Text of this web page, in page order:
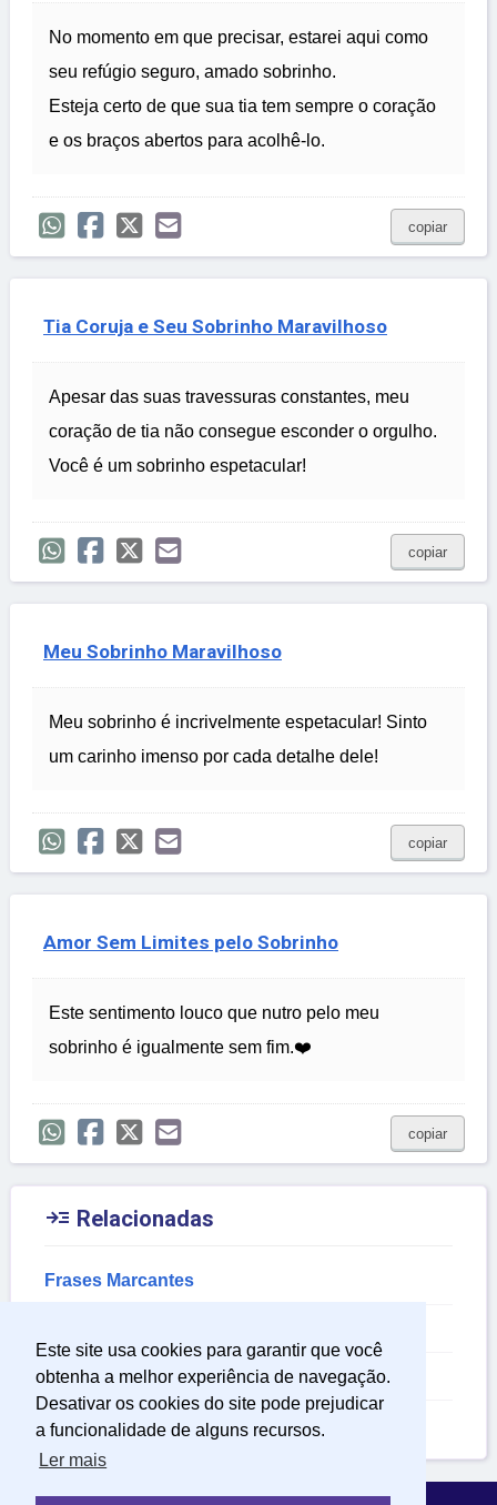
Este site usa cookies para garantir que você
obtenha a melhor experiência de navegação.
Desativar os cookies do site pode prejudicar
a funcionalidade de alguns recursos.
Ler mais
No momento em que precisar, estarei aqui como
seu refúgio seguro, amado sobrinho.
Esteja certo de que sua tia tem sempre o coração
e os braços abertos para acolhê-lo.
copiar
Tia Coruja e Seu Sobrinho Maravilhoso
Apesar das suas travessuras constantes, meu
coração de tia não consegue esconder o orgulho.
Você é um sobrinho espetacular!
copiar
Meu Sobrinho Maravilhoso
Meu sobrinho é incrivelmente espetacular! Sinto
um carinho imenso por cada detalhe dele!
copiar
Amor Sem Limites pelo Sobrinho
Este sentimento louco que nutro pelo meu
sobrinho é igualmente sem fim.❤️
copiar
 Relacionadas
Frases Marcantes
Frases para Biografia
Frases para Sobrinho